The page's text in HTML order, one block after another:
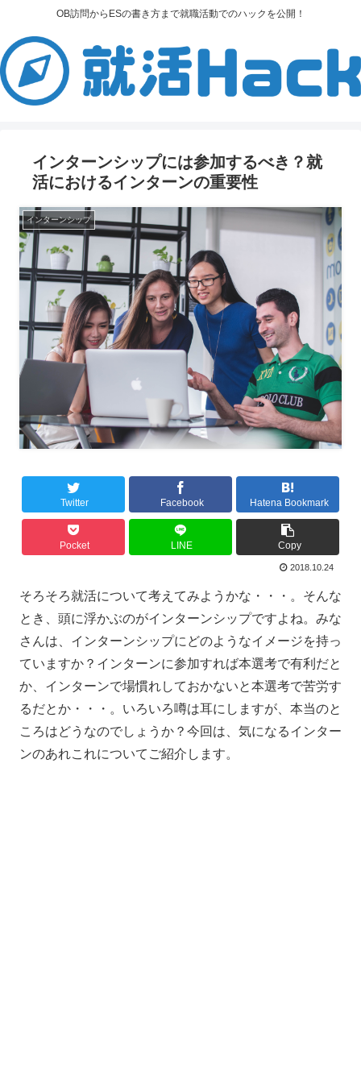
OB訪問からESの書き方まで就職活動でのハックを公開！
インターンシップには参加するべき？就
活におけるインターンの重要性
インターンシップ
Twitter Facebook Hatena Bookmark
Pocket LINE Copy
2018.10.24
そろそろ就活について考えてみようかな・・・。そんな
とき、頭に浮かぶのがインターンシップですよね。みな
さんは、インターンシップにどのようなイメージを持っ
ていますか？インターンに参加すれば本選考で有利だと
か、インターンで場慣れしておかないと本選考で苦労す
るだとか・・・。いろいろ噂は耳にしますが、本当のと
ころはどうなのでしょうか？今回は、気になるインター
ンのあれこれについてご紹介します。